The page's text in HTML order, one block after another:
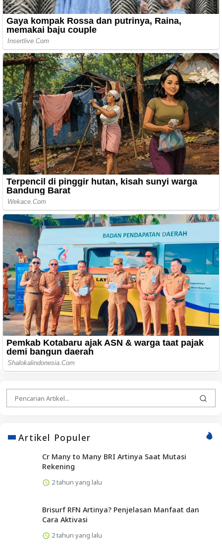
Artikel Populer
Cr Many to Many BRI Artinya Saat Mutasi
Rekening
2 tahun yang lalu
Brisurf RFN Artinya? Penjelasan Manfaat dan
Cara Aktivasi
2 tahun yang lalu